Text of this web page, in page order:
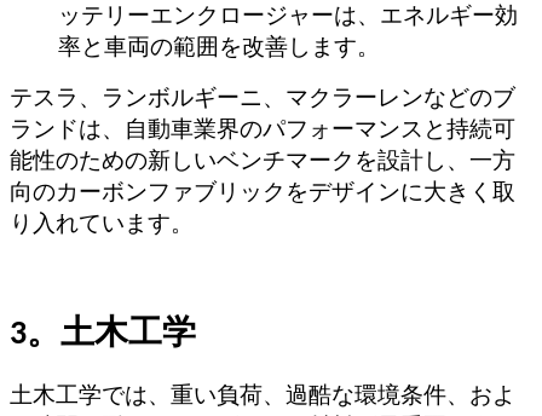
ッテリーエンクロージャーは、エネルギー効
率と車両の範囲を改善します。
テスラ、ランボルギーニ、マクラーレンなどのブ
ランドは、自動車業界のパフォーマンスと持続可
能性のための新しいベンチマークを設計し、一方
向のカーボンファブリックをデザインに大きく取
り入れています。
3。土木工学
土木工学では、重い負荷、過酷な環境条件、およ